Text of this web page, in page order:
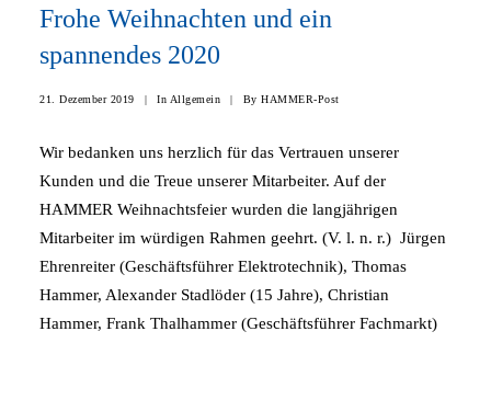
Frohe Weihnachten und ein
spannendes 2020
21. Dezember 2019 In Allgemein By HAMMER-Post
Wir bedanken uns herzlich für das Vertrauen unserer
Kunden und die Treue unserer Mitarbeiter. Auf der
HAMMER Weihnachtsfeier wurden die langjährigen
Mitarbeiter im würdigen Rahmen geehrt. (V. l. n. r.) Jürgen
Ehrenreiter (Geschäftsführer Elektrotechnik), Thomas
Hammer, Alexander Stadlöder (15 Jahre), Christian
Hammer, Frank Thalhammer (Geschäftsführer Fachmarkt)